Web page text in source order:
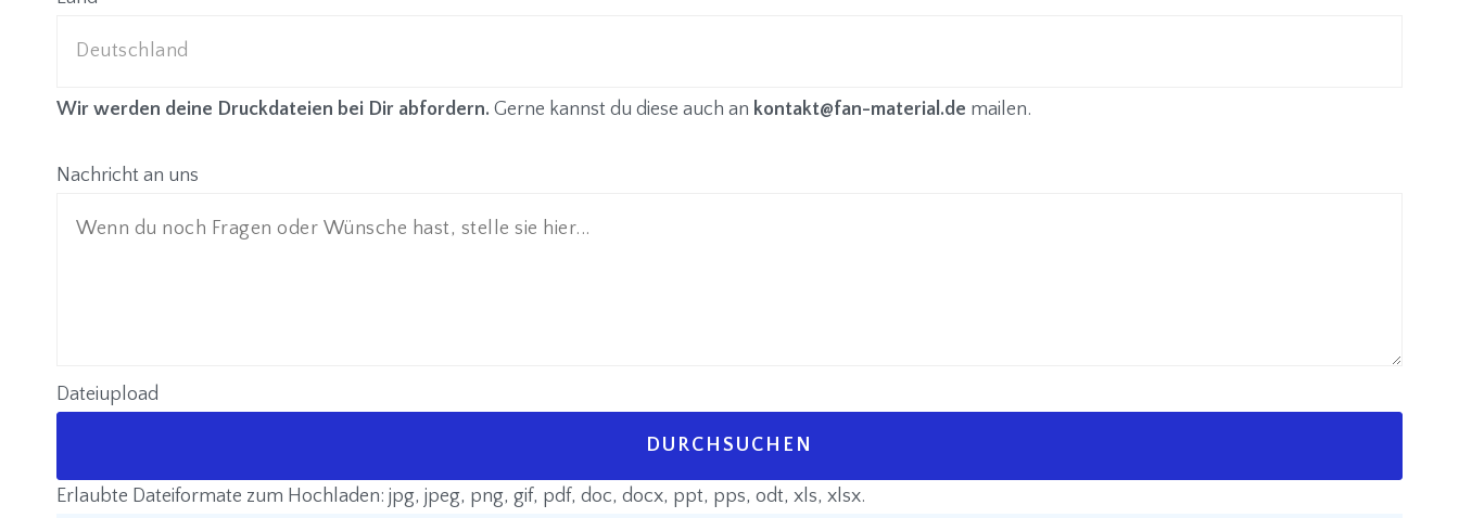
Wir werden deine Druckdateien bei Dir abfordern. Gerne kannst du diese auch an kontakt@fan-material.de mailen.
Nachricht an uns
Dateiupload
DURCHSUCHEN
Erlaubte Dateiformate zum Hochladen: jpg, jpeg, png, gif, pdf, doc, docx, ppt, pps, odt, xls, xlsx.